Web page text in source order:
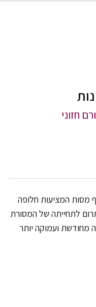
חזוני
מסות המציעות חלופה
לתחייתה של המסורת
מחודשת ועמוקה יותר